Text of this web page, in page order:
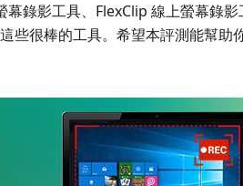
錄影工具、FlexClip 線上螢幕錄
些很棒的工具。希望本評測能幫